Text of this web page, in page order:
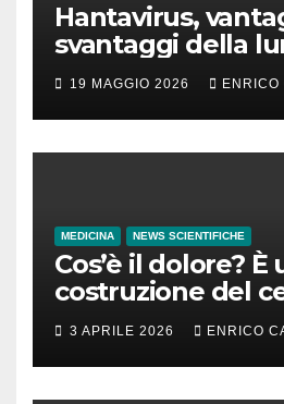
Hantavirus,
svantaggi della
incubazione
19 MAGGIO 2026 ENRICO
MEDICINA NEWS SCIENTIFICHE
Cos’è il dolore? È
costruzione del
3 APRILE 2026 ENRICO